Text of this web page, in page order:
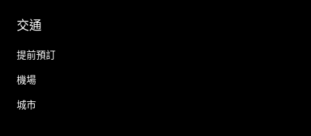
交通
提前預訂
機場
城市